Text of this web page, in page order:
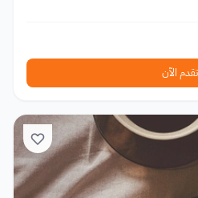
تقدم الآن